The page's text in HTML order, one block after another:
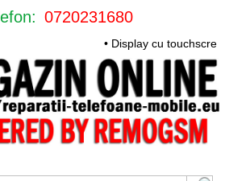
0720231680
• Display cu